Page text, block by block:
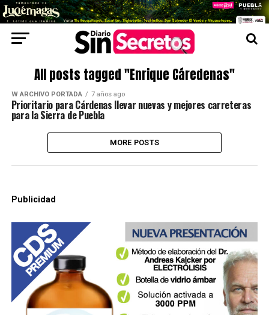
All posts tagged "Enrique Cáredenas"
W ARCHIVO PORTADA 7 años ago
Prioritario para Cárdenas llevar nuevas y mejores carreteras
para la Sierra de Puebla
MORE POSTS
Publicidad